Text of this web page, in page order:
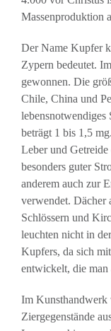
Massenproduktion
Der Name Kupfer
Zypern bedeutet.
gewonnen. Die
Chile, China und
lebensnotwendiges
beträgt 1 bis 1,5
Leber und
besonders guter
anderem auch zur
verwendet. Dächer
Schlössern und
leuchten nicht in
Kupfers, da sich
entwickelt, die
Im Kunsthandwerk
Ziergegenstände